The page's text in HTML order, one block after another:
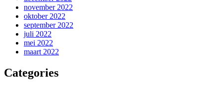
november 2022
oktober 2022
september 2022
juli 2022
mei 2022
maart 2022
Categories